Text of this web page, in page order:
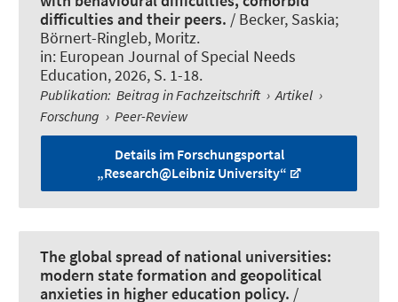
difficulties and their peers. / Becker, Saskia;
Börnert-Ringleb, Moritz.
in: European Journal of Special Needs
Education, 2026, S. 1-18.
Publikation: Beitrag in Fachzeitschrift › Artikel ›
Forschung › Peer-Review
Details im Forschungsportal
„Research@Leibniz University“
The global spread of national universities:
modern state formation and geopolitical
anxieties in higher education policy. /